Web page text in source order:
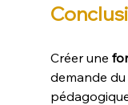
Créer une
demande